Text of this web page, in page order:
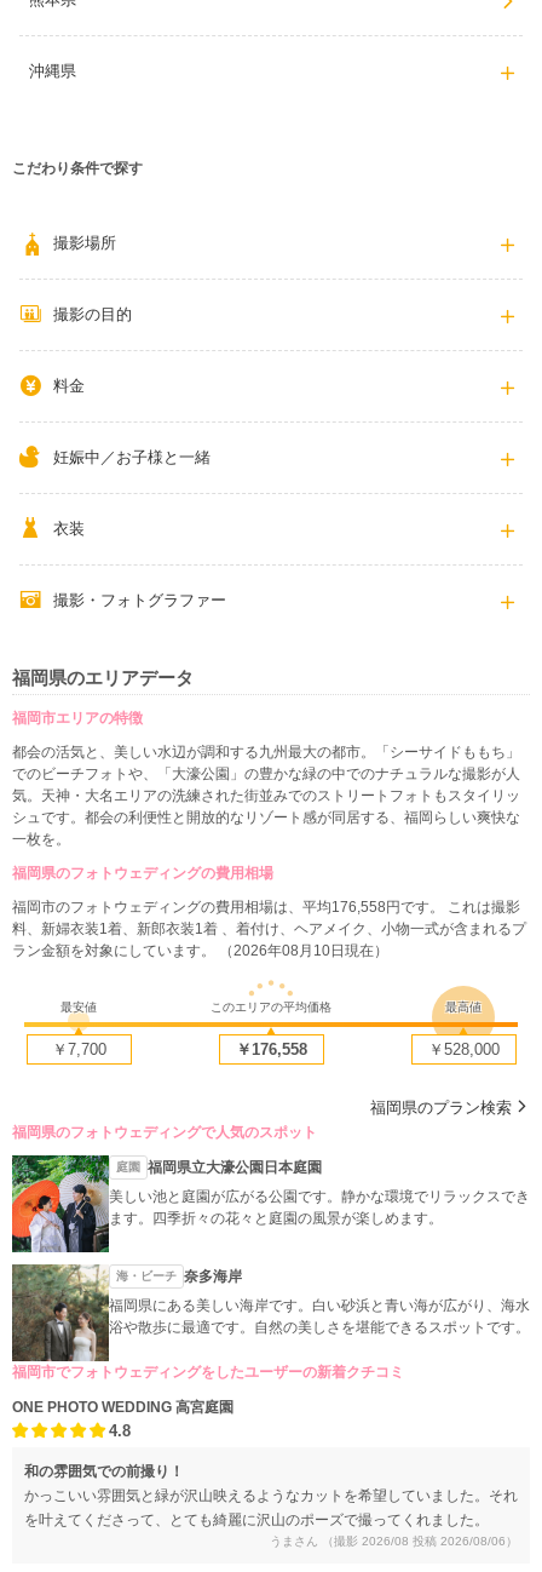
沖縄県
こだわり条件で探す
撮影場所
撮影の目的
料金
妊娠中／お子様と一緒
衣装
撮影・フォトグラファー
福岡県のエリアデータ
福岡市エリアの特徴
都会の活気と、美しい水辺が調和する九州最大の都市。「シーサイドももち」
でのビーチフォトや、「大濠公園」の豊かな緑の中でのナチュラルな撮影が人
気。天神・大名エリアの洗練された街並みでのストリートフォトもスタイリッ
シュです。都会の利便性と開放的なリゾート感が同居する、福岡らしい爽快な
一枚を。
福岡県のフォトウェディングの費用相場
福岡市のフォトウェディングの費用相場は、平均176,558円です。 これは撮影
料、新婦衣装1着、新郎衣装1着 、着付け、ヘアメイク、小物一式が含まれるプ
ラン金額を対象にしています。 （2026年08月10日現在）
最安値
￥7,700
このエリアの平均価格
￥176,558
最高値
￥528,000
福岡県のプラン検索
福岡県のフォトウェディングで人気のスポット
庭園
福岡県立大濠公園日本庭園
美しい池と庭園が広がる公園です。静かな環境でリラックスでき
ます。四季折々の花々と庭園の風景が楽しめます。
海・ビーチ 奈多海岸
福岡県にある美しい海岸です。白い砂浜と青い海が広がり、海水
浴や散歩に最適です。自然の美しさを堪能できるスポットです。
福岡市でフォトウェディングをしたユーザーの新着クチコミ
ONE PHOTO WEDDING 高宮庭園
4.8
和の雰囲気での前撮り！
かっこいい雰囲気と緑が沢山映えるようなカットを希望していました。それ
を叶えてくださって、とても綺麗に沢山のポーズで撮ってくれました。
うまさん （撮影 2026/08 投稿 2026/08/06）